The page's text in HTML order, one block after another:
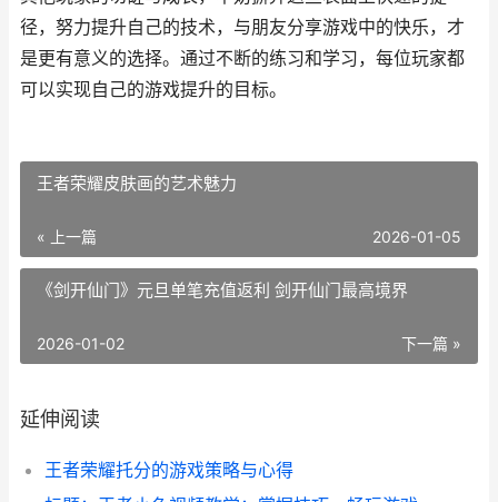
径，努力提升自己的技术，与朋友分享游戏中的快乐，才
是更有意义的选择。通过不断的练习和学习，每位玩家都
可以实现自己的游戏提升的目标。
王者荣耀皮肤画的艺术魅力
« 上一篇 2026-01-05
《剑开仙门》元旦单笔充值返利 剑开仙门最高境界
下一篇 »
2026-01-02
延伸阅读
王者荣耀托分的游戏策略与心得